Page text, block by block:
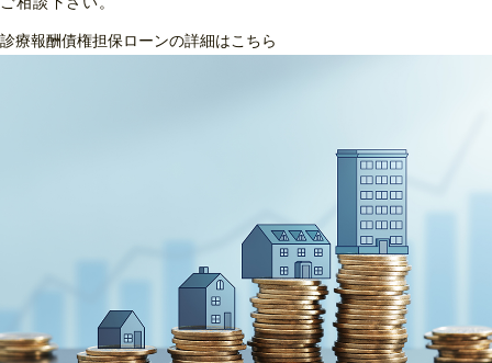
診療報酬債権担保ローンの詳細はこちら